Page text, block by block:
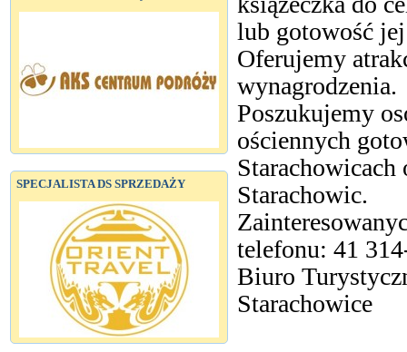
SPECJALISTA DS SPRZEDAŻY
lub gotowość
Oferujemy
wynagrodzenia.
Poszukujemy
ościennych
Starachowic.
telefonu: 41
Biuro
Starachowice